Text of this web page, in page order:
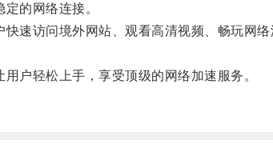
的网络连接。
访问境外网站、观看高清视频、畅玩网络
户轻松上手，享受顶级的网络加速服务。